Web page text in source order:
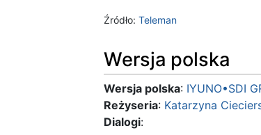
Źródło: Teleman
Wersja polska
Wersja polska: IYUNO•SDI
Reżyseria: Katarzyna
Dialogi: